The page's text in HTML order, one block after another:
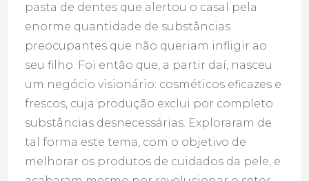
pasta de dentes que alertou o casal pela
enorme quantidade de substâncias
preocupantes que não queriam infligir ao
seu filho. Foi então que, a partir daí, nasceu
um negócio visionário: cosméticos eficazes e
frescos, cuja produção exclui por completo
substâncias desnecessárias. Exploraram de
tal forma este tema, com o objetivo de
melhorar os produtos de cuidados da pele, e